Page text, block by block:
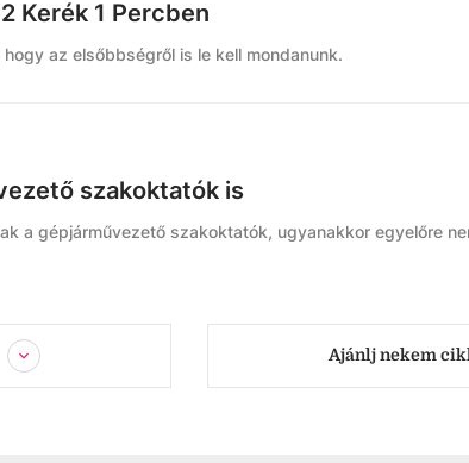
Kerék 1 Percben
az elsőbbségről is le kell mondanunk.
szakoktatók is
a gépjárművezető szakoktatók, ugyanakkor egyelőre
Ajánlj nekem